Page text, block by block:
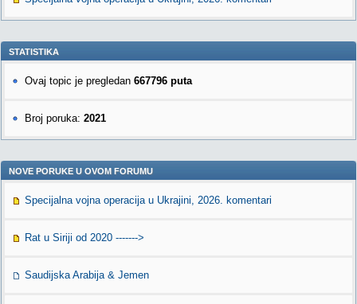
STATISTIKA
Ovaj topic je pregledan 667796 puta
Broj poruka: 2021
NOVE PORUKE U OVOM FORUMU
Specijalna vojna operacija u Ukrajini, 2026. komentari
Rat u Siriji od 2020 ------->
Saudijska Arabija & Jemen